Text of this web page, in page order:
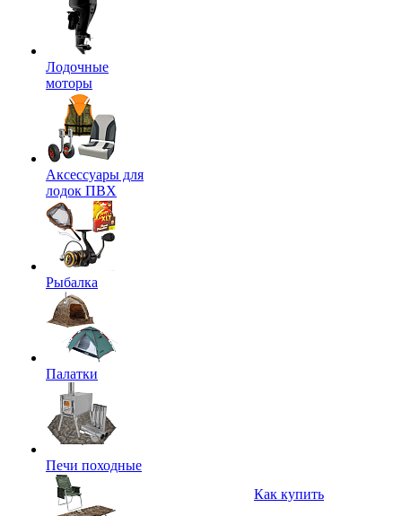
Лодочные
моторы
Аксессуары для
лодок ПВХ
Рыбалка
Палатки
Печи походные
Как купить